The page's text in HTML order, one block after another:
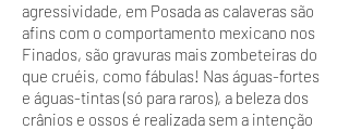
agressividade, em Posada as calaveras são
afins com o comportamento mexicano nos
Finados, são gravuras mais zombeteiras do
que cruéis, como fábulas! Nas águas-fortes
e águas-tintas (só para raros), a beleza dos
crânios e ossos é realizada sem a intenção